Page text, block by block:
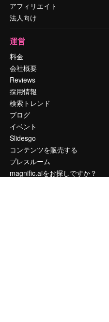
アフィリエイト
法人向け
運営
料金
会社概要
Reviews
採用情報
検索トレンド
ブログ
イベント
Slidesgo
コンテンツを販売する
プレスルーム
magnific.aiをお探しですか？